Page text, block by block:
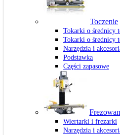
Toczenie
Tokarki o średnicy
Tokarki o średnicy
Narzędzia i
Podstawka
Części zapasowe
Wiertarki i frezarki
Narzędzia i